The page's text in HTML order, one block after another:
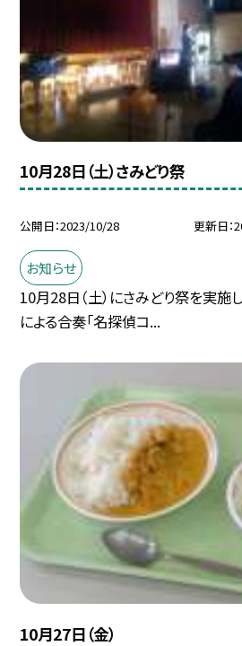
10月28日（土）さみどり祭
公開日 2023/10/28 更新日
お知らせ
10月28日（土）にさみどり祭を実施
による合奏「名探偵コ...
10月27日（金）